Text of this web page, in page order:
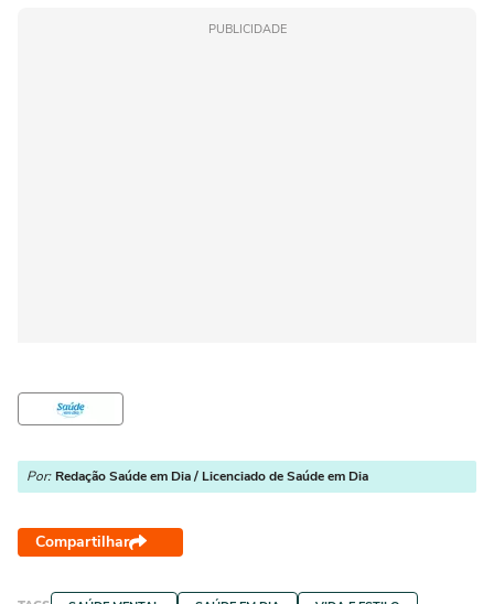
PUBLICIDADE
Por: Redação Saúde em Dia / Licenciado de Saúde em Dia
Compartilhar